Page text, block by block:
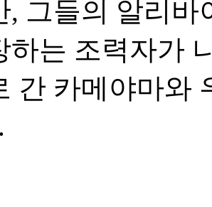
, 그들의 알리바
하는 조력자가
간 카메야마와